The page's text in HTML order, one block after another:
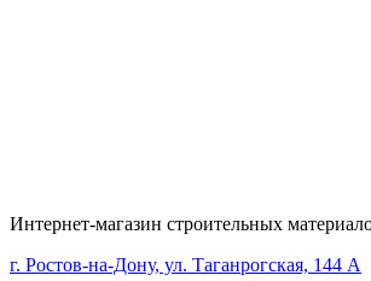
Интернет-магазин строительных
г. Ростов-на-Дону, ул. Таганрогская, 144 А